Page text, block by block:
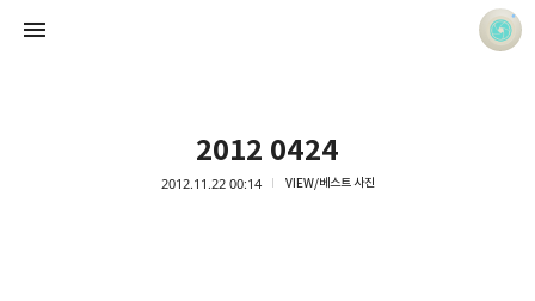
2012 0424
2012.11.22 00:14 VIEW/베스트 사진